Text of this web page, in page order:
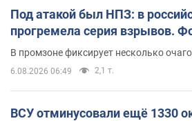
Под атакой был НПЗ: в
прогремела серия взрывов.
В промзоне фиксирует несколько
6.08.2026 06:49 2,1 т.
ВСУ отминусовали ещё 1330